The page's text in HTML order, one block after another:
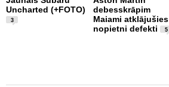
Uncharted (+FOTO)
3
debesskrāpim
Maiami atklājušies
nopietni defekti
5